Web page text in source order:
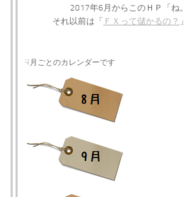
2017年6月からこのＨＰ「ね
それ以前は「 ＦＸって儲かるの？
☟月ごとのカレンダーです